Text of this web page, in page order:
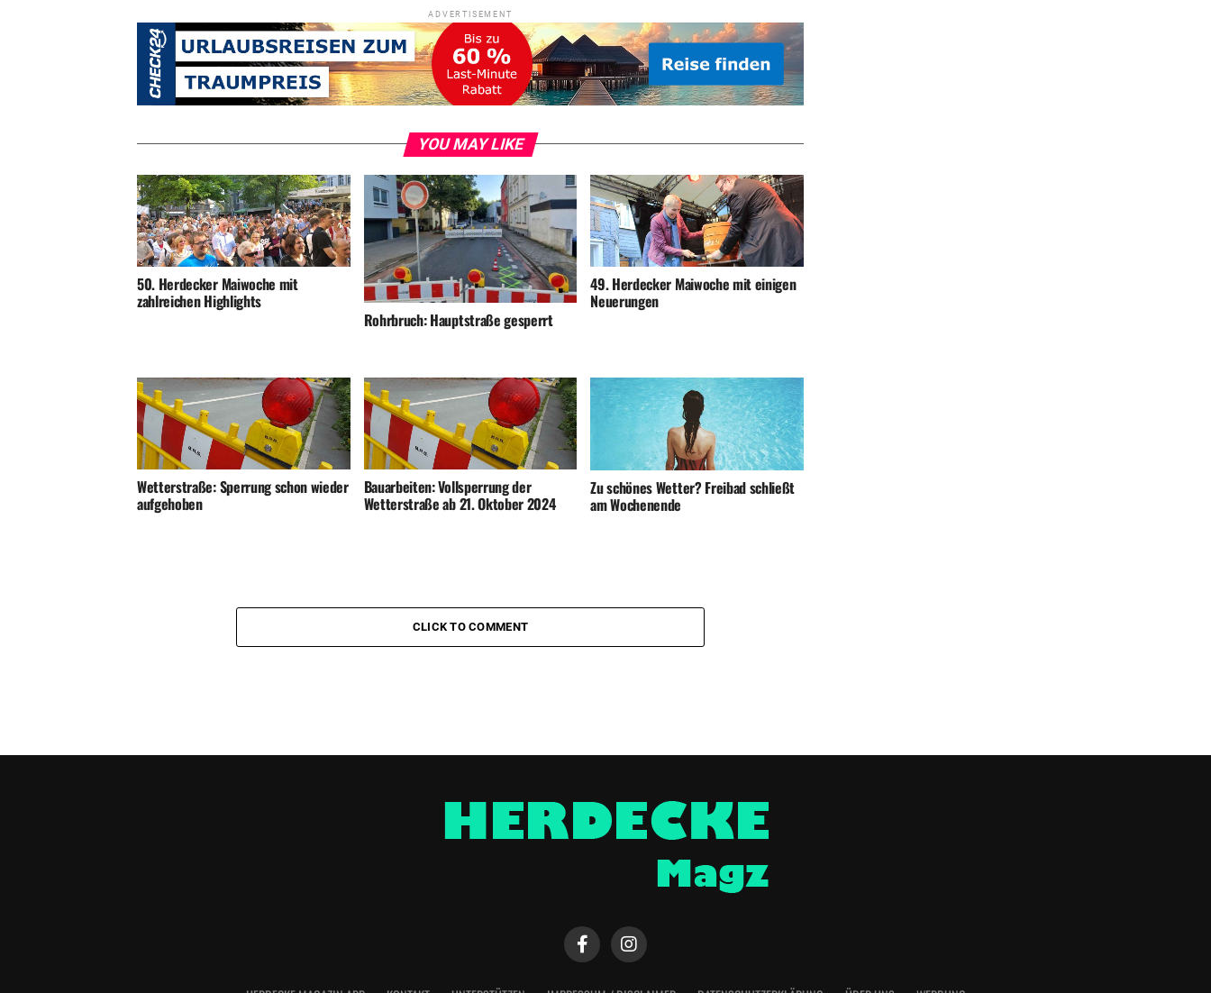
ADVERTISEMENT
YOU MAY LIKE
50. Herdecker Maiwoche mit
zahlreichen Highlights
Rohrbruch: Hauptstraße gesperrt
49. Herdecker Maiwoche mit einigen
Neuerungen
Wetterstraße: Sperrung schon wieder
aufgehoben
Bauarbeiten: Vollsperrung der
Wetterstraße ab 21. Oktober 2024
Zu schönes Wetter? Freibad schließt
am Wochenende
CLICK TO COMMENT